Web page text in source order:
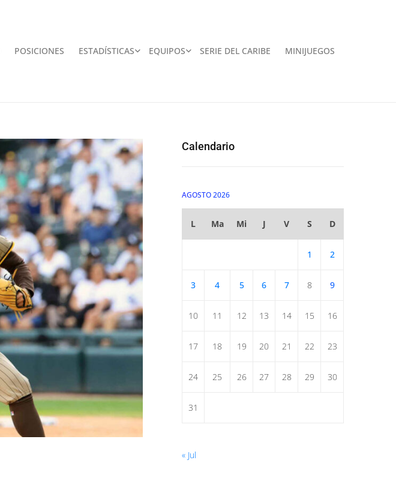
POSICIONES ESTADÍSTICAS EQUIPOS SERIE DEL CARIBE MINIJUEGOS
Calendario
AGOSTO 2026
L Ma Mi J V S D
1 2
3 4 5 6 7 8 9
10 11 12 13 14 15 16
17 18 19 20 21 22 23
24 25 26 27 28 29 30
31
« Jul